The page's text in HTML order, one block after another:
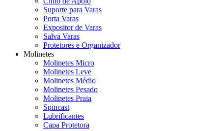
Suporte para Varas
Porta Varas
Expositor de Varas
Salva Varas
Protetores e Organizador
Molinetes
Molinetes Micro
Molinetes Leve
Molinetes Médio
Molinetes Pesado
Molinetes Praia
Spincast
Lubrificantes
Capa Protetora